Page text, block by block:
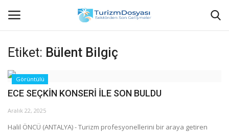
Anasayfa
Bize Ulaşın
Künye
Etiket: Bülent Bilgiç
Görüntülü
ECE SEÇKİN KONSERİ İLE SON BULDU
Aralık 22, 2025
Halil ÖNCÜ (ANTALYA) - Turizm profesyonellerini bir araya getiren